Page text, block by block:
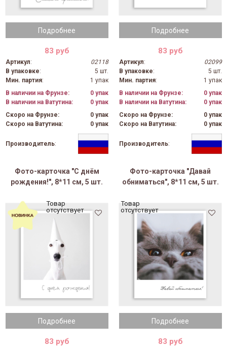
Подробнее
83 руб
Артикул:
02118
В упаковке:
5 шт.
Мин. партия:
1 упак
В наличии на Фрунзе:
0 упак
В наличии на Ватутина:
0 упак
Скоро на Фрунзе:
0 упак
Скоро на Ватутина:
0 упак
Производитель:
Подробнее
83 руб
Артикул:
02099
В упаковке:
5 шт.
Мин. партия:
1 упак
В наличии на Фрунзе:
0 упак
В наличии на Ватутина:
0 упак
Скоро на Фрунзе:
0 упак
Скоро на Ватутина:
0 упак
Производитель:
Фото-карточка "С днём
рождения!", 8*11 см, 5 шт.
Подробнее
Товар
отсутствует
83 руб
Фото-карточка "Давай
обниматься", 8*11 см, 5 шт.
Подробнее
Товар
отсутствует
83 руб